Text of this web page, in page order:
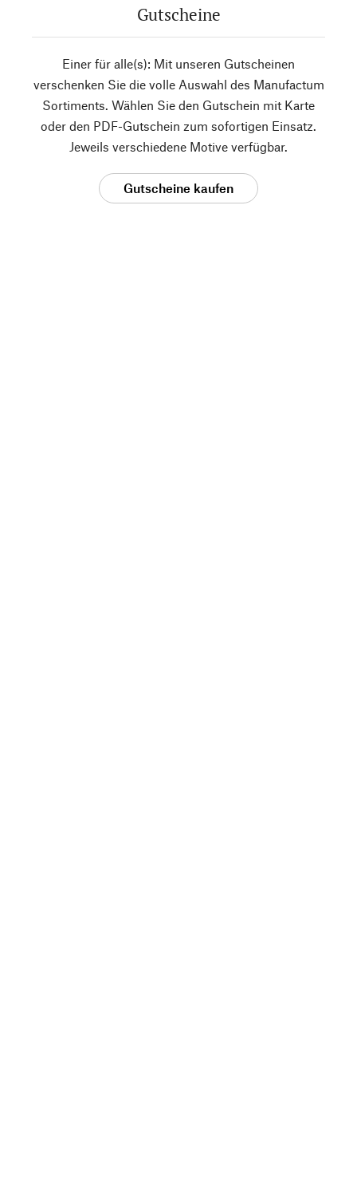
Gutscheine
Einer für alle(s): Mit unseren Gutscheinen
verschenken Sie die volle Auswahl des Manufactum
Sortiments. Wählen Sie den Gutschein mit Karte
oder den PDF-Gutschein zum sofortigen Einsatz.
Jeweils verschiedene Motive verfügbar.
Gutscheine kaufen